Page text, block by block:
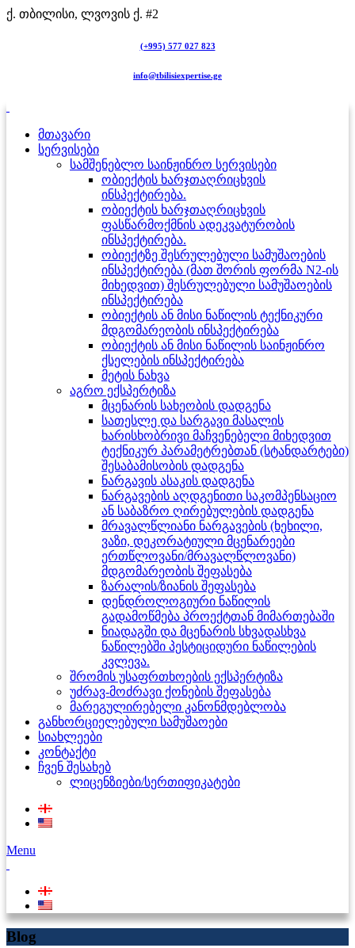
ქ. თბილისი, ლვოვის ქ. #2
(+995) 577 027 823
info@tbilisiexpertise.ge
მთავარი
სერვისები
სამშენებლო საინჟინრო სერვისები
ობიექტის ხარჯთაღრიცხვის
ინსპექტირება.
ობიექტის ხარჯთაღრიცხვის
ფასწარმოქმნის ადეკვატურობის
ინსპექტირება.
ობიექტზე შესრულებული სამუშაოების
ინსპექტირება (მათ შორის ფორმა N2-ის
მიხედვით) შესრულებული სამუშაოების
ინსპექტირება
ობიექტის ან მისი ნაწილის ტექნიკური
მდგომარეობის ინსპექტირება
ობიექტის ან მისი ნაწილის საინჟინრო
ქსელების ინსპექტირება
მეტის ნახვა
აგრო ექსპერტიზა
მცენარის სახეობის დადგენა
სათესლე და სარგავი მასალის
ხარისხობრივი მაჩვენებელი მიხედვით
ტექნიკურ პარამეტრებთან (სტანდარტები)
შესაბამისობის დადგენა
ნარგავის ასაკის დადგენა
ნარგავების აღდგენითი საკომპენსაციო
ან საბაზრო ღირებულების დადგენა
მრავალწლიანი ნარგავების (ხეხილი,
ვაზი, დეკორატიული მცენარეები
ერთწლოვანი/მრავალწლოვანი)
მდგომარეობის შეფასება
ზარალის/ზიანის შეფასება
დენდროლოგიური ნაწილის
გადამოწმება პროექტთან მიმართებაში
ნიადაგში და მცენარის სხვადასხვა
ნაწილებში პესტიციდური ნაწილების
კვლევა.
შრომის უსაფრთხოების ექსპერტიზა
უძრავ-მოძრავი ქონების შეფასება
მარეგულირებელი კანონმდებლობა
განხორციელებული სამუშაოები
სიახლეები
კონტაქტი
ჩვენ შესახებ
ლიცენზიები/სერთიფიკატები
Menu
Blog